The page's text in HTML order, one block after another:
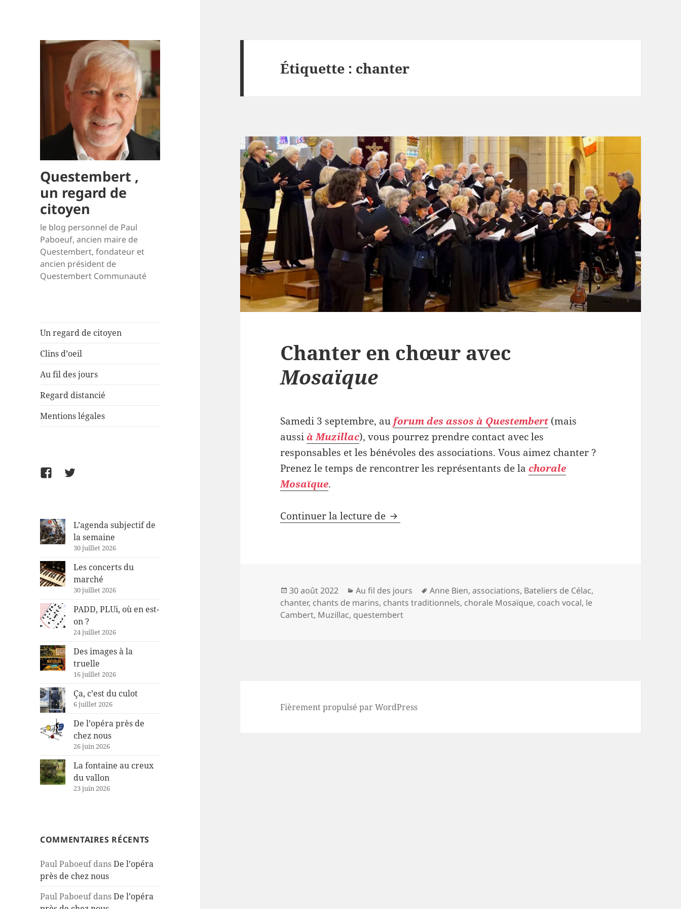
Questembert ,
un regard de
citoyen
le blog personnel de Paul
Paboeuf, ancien maire de
Questembert, fondateur et
ancien président de
Questembert Communauté
Un regard de citoyen
Clins d’oeil
Au fil des jours
Regard distancié
Mentions légales
FacebookTwitter
L’agenda subjectif de
la semaine
30 juillet 2026
Les concerts du
marché
30 juillet 2026
PADD, PLUi, où en est-
on ?
24 juillet 2026
Des images à la
truelle
16 juillet 2026
Ça, c’est du culot
6 juillet 2026
De l’opéra près de
chez nous
26 juin 2026
La fontaine au creux
du vallon
23 juin 2026
COMMENTAIRES RÉCENTS
Paul PaboeufdansDe l’opéra
près de chez nous
Paul PaboeufdansDe l’opéra
Étiquette : chanter
Chanter en chœur avec
Mosaïque
Samedi 3 septembre, au forum des assos à Questembert (mais
aussià Muzillac), vous pourrez prendre contact avec les
responsables et les bénévoles des associations. Vous aimez chanter ?
Prenez le temps de rencontrer les représentants de lachorale
Mosaïque.
Continuer la lecture de Chanter en chœur avec
Publié
le
30 août 2022 Catégories
Au fil des jours
Mots-
clés
Anne Bien,associations, Bateliers de Célac,
chanter, chants de marins, chants traditionnels, chorale Mosaïque, coach vocal, le
Cambert, Muzillac, questembert
Fièrement propulsé par WordPress